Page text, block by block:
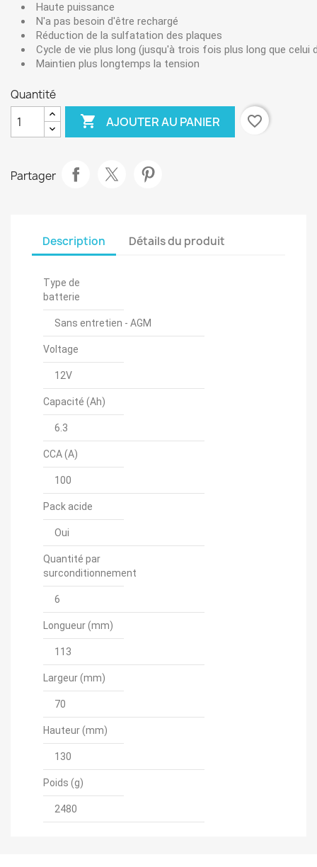
Haute puissance
N'a pas besoin d'être rechargé
Réduction de la sulfatation des plaques
Cycle de vie plus long (jusqu'à trois fois plus long que celui
Maintien plus longtemps la tension
Quantité
 AJOUTER AU PANIER favorite_border
Partager
Description Détails du produit
Type de
batterie
Sans entretien - AGM
Voltage
12V
Capacité (Ah)
6.3
CCA (A)
100
Pack acide
Oui
Quantité par
surconditionnement
6
Longueur (mm)
113
Largeur (mm)
70
Hauteur (mm)
130
Poids (g)
2480